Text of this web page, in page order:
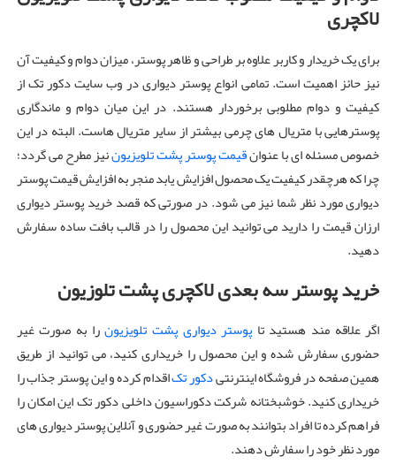
لاکچری
برای یک خریدار و کاربر علاوه بر طراحی و ظاهر پوستر، میزان دوام و کیفیت آن
نیز حائز اهمیت است. تمامی انواع پوستر دیواری در وب سایت دکور تک از
کیفیت و دوام مطلوبی برخوردار هستند. در این میان دوام و ماندگاری
پوسترهایی با متریال های چرمی بیشتر از سایر متریال هاست. البته در این
خصوص مسئله ای با عنوانقیمت پوستر پشت تلویزیوننیز مطرح می گردد؛
چرا که هرچقدر کیفیت یک محصول افزایش یابد منجر به افزایش قیمت پوستر
دیواری مورد نظر شما نیز می شود. در صورتی که قصد خرید پوستر دیواری
ارزان قیمت را دارید می توانید این محصول را در قالب بافت ساده سفارش
دهید.
خرید پوستر سه بعدی لاکچری پشت تلوزیون
اگر علاقه مند هستید تاپوستر دیواری پشت تلویزیونرا به صورت غیر
حضوری سفارش شده و این محصول را خریداری کنید، می توانید از طریق
همین صفحه در فروشگاه اینترنتیدکور تکاقدام کرده و این پوستر جذاب را
خریداری کنید. خوشبختانه شرکت دکوراسیون داخلی دکور تک این امکان را
فراهم کرده تا افراد بتوانند به صورت غیر حضوری و آنلاین پوستر دیواری های
مورد نظر خود را سفارش دهند.